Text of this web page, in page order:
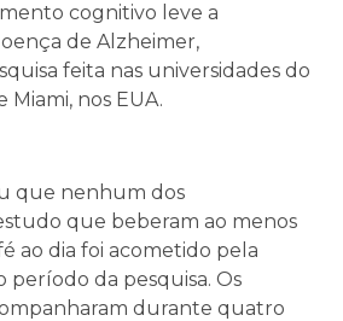
cognitivo leve a
de Alzheimer,
feita nas universidades do
Miami, nos EUA.
que nenhum dos
que beberam ao menos
ao dia foi acometido pela
da pesquisa. Os
durante quatro